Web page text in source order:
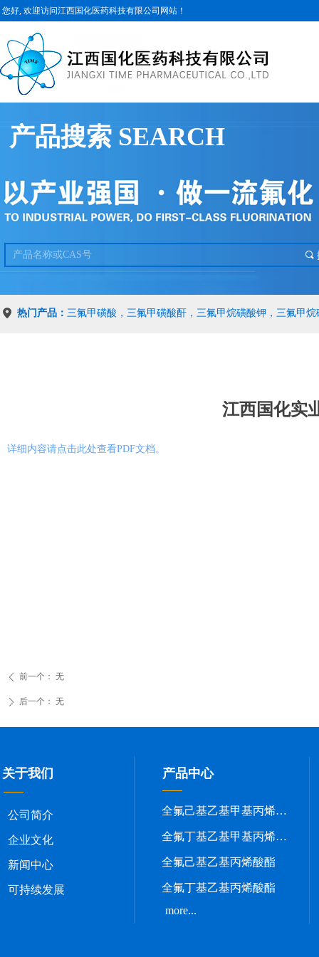
您好, 欢迎访问江西国化医药科技有限公司网站！
产品搜索 SEARCH
끠
热门产品： 三氟甲磺酸，三氟甲磺酸酐，三氟甲烷磺酸钾，三氟甲
江西国化实
详细内容请点击此处查看PDF文档。
ꄴ 前一个： 无
ꄲ 后一个： 无
产品中心
关于我们
公司简介
企业文化
新闻中心
可持续发展
全氟己基乙基甲基丙烯酸酯
全氟丁基乙基甲基丙烯酸酯
全氟己基乙基丙烯酸酯
全氟丁基乙基丙烯酸酯
more...